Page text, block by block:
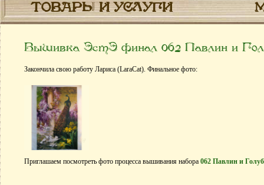
ТОВАРЫ И УСЛУГИ
Вышивка ЭстЭ финал 062 Павлин и
Закончила свою работу Лариса (LaraCat). Финальное фото:
Приглашаем посмотреть фото процесса вышивания набора 062 Павлин и